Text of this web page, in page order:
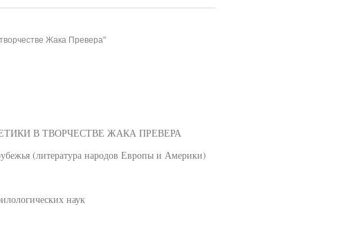
Жака Превера"
В ТВОРЧЕСТВЕ ЖАКА ПРЕВЕРА
(литература народов Европы и Америки)
наук